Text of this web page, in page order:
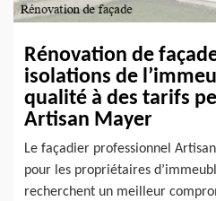
Rénovation de
isolations de
qualité à des tarifs
Artisan Mayer
Le façadier professionnel
pour les propriétaires
recherchent un meilleur